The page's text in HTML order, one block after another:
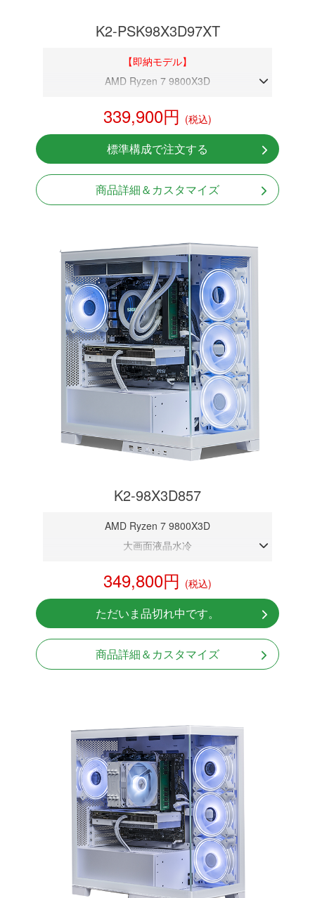
K2-PSK98X3D97XT
【即納モデル】
AMD Ryzen 7 9800X3D
RX 9070XT 16GB
NVMeSSD 1TB
Windows11 Home 64bit
339,900円 (税込)
標準構成で注文する
商品詳細＆カスタマイズ
K2-98X3D857
AMD Ryzen 7 9800X3D
大画面液晶水冷
RTX 5070 12GB
NVMeSSD 1TB
Windows11 Home 64bit
349,800円 (税込)
ただいま品切れ中です。
商品詳細＆カスタマイズ